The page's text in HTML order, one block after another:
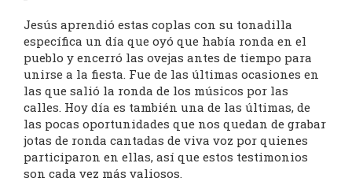
Jesús aprendió estas coplas con su tonadilla
específica un día que oyó que había ronda en el
pueblo y encerró las ovejas antes de tiempo para
unirse a la fiesta. Fue de las últimas ocasiones en
las que salió la ronda de los músicos por las
calles. Hoy día es también una de las últimas, de
las pocas oportunidades que nos quedan de grabar
jotas de ronda cantadas de viva voz por quienes
participaron en ellas, así que estos testimonios
son cada vez más valiosos.